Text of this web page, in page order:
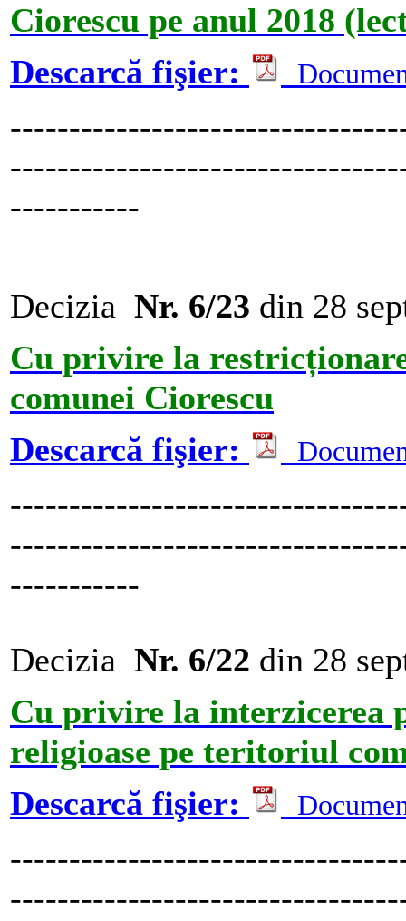
Ciorescu pe anul 2018
Descarcă fişier:
-----------
Decizia Nr. 6/23 din 28
Cu privire la
comunei Ciorescu
Descarcă fişier:
-----------
Decizia Nr. 6/22 din 28
Cu privire la interzicerea
religioase pe teritoriul
Descarcă fişier: